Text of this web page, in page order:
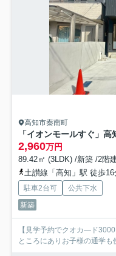
高知市秦南町
2,960万円
89.42㎡ (3LDK) /新築 /2階
土讃線「高知」駅 徒歩16
駐車2台可
公共下水
新築
【見学予約でクオカ―ド
ところにありお子様の通学